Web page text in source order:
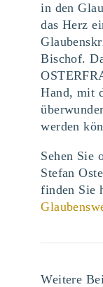
in den
das Herz
Bischof.
Hand, mit
werden
Sehen Sie
Stefan
finden Sie
Weitere